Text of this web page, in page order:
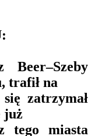
Beer–Szeby
trafił na
zatrzymał
już
tego miasta